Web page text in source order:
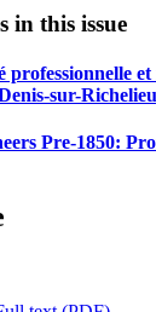
in this issue
professionnelle
sur-
Pre-1850: